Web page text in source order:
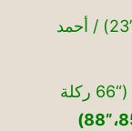
أهداف الترسانة : مدحت الحوفي (“10،”23) / أحمد
أهداف السكة الحديد : عطا الله إبراهيم (“66 ركلة